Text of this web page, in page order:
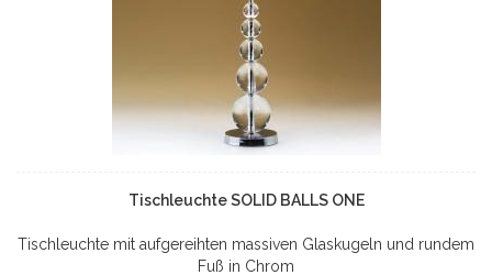
Tischleuchte SOLID BALLS ONE
Tischleuchte mit aufgereihten massiven Glaskugeln und rundem
Fuß in Chrom